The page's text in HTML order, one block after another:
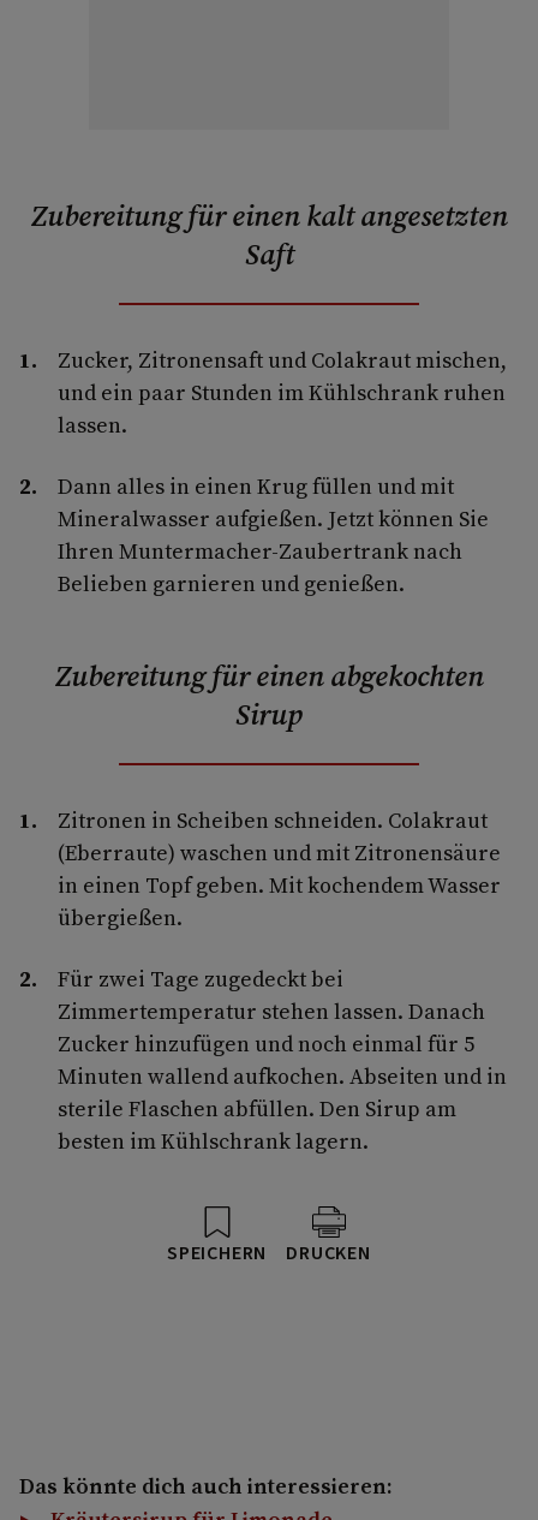
Zubereitung für einen kalt angesetzten
Saft
Zucker, Zitronensaft und Colakraut mischen,
und ein paar Stunden im Kühl­schrank ruhen
lassen.
Dann alles in einen Krug füllen und mit
Mineralwasser aufgießen. Jetzt können Sie
Ihren Muntermacher-Zauber­trank nach
Belieben gar­nieren und genießen.
Zubereitung für einen abgekochten
Sirup
Zitronen in Scheiben schneiden. Colakraut
(Eberraute) waschen und mit Zitronensäure
in einen Topf geben. Mit kochendem Wasser
übergießen.
Für zwei Tage zugedeckt bei
Zimmertemperatur stehen lassen. Danach
Zucker hinzufügen und noch einmal für 5
Minuten wallend aufkochen. Abseiten und in
sterile Flaschen abfüllen. Den Sirup am
besten im Kühlschrank lagern.
SPEICHERN DRUCKEN
Das könnte dich auch interessieren: